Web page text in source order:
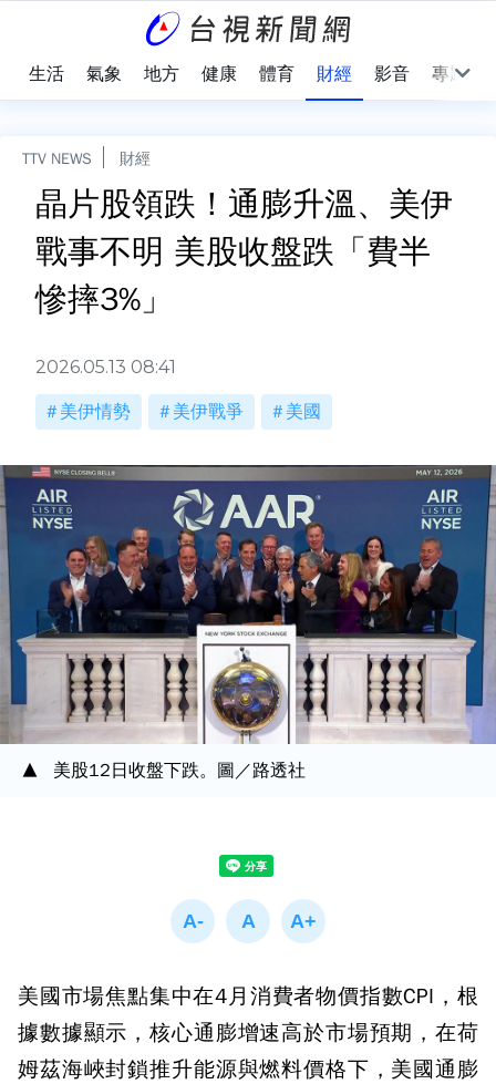
生活 氣象 地方 健康 體育 財經 影音 專題
TTV NEWS 財經
晶片股領跌！通膨升溫、美伊
戰事不明 美股收盤跌「費半
慘摔3%」
2026.05.13 08:41
美伊情勢 美伊戰爭 美國
美股12日收盤下跌。圖／路透社
美國市場焦點集中在4月消費者物價指數CPI，根
據數據顯示，核心通膨增速高於市場預期，在荷
姆茲海峽封鎖推升能源與燃料價格下，美國通膨